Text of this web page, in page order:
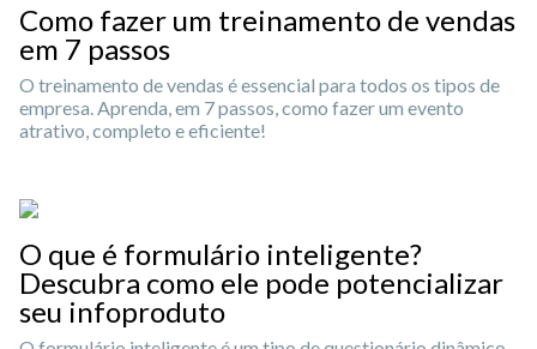
Como fazer um treinamento de vendas
em 7 passos
O treinamento de vendas é essencial para todos os tipos de
empresa. Aprenda, em 7 passos, como fazer um evento
atrativo, completo e eficiente!
O que é formulário inteligente?
Descubra como ele pode potencializar
seu infoproduto